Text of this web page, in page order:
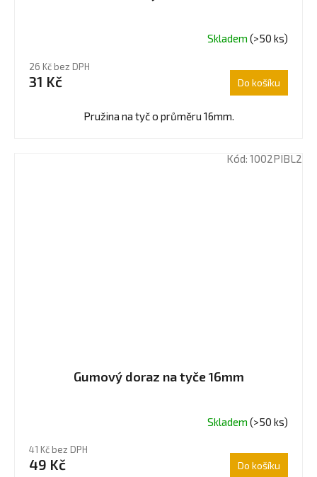
produktu
je
Skladem(>50 ks)
26 Kč bez DPH
31 Kč Do košíku
Pružina na tyč o průměru 16mm.
Gumový doraz na tyče 16mm
produktu
je
Kód: 1002PIBL2
Skladem(>50 ks)
41 Kč bez DPH
49 Kč Do košíku